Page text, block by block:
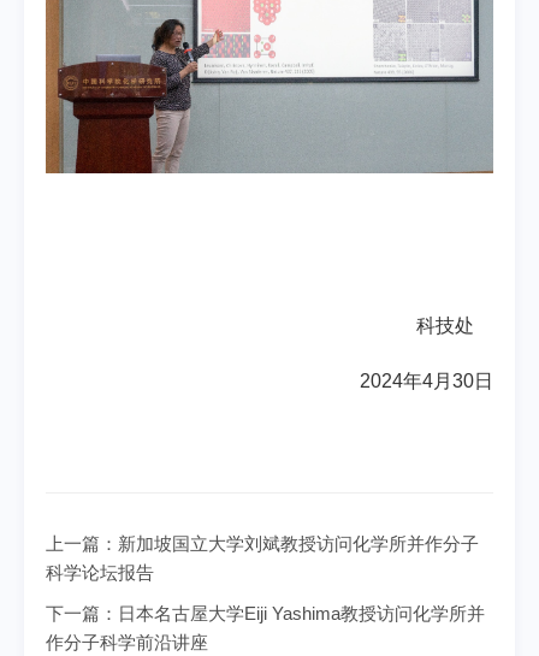
科技处
2024年4月30日
上一篇： 新加坡国立大学刘斌教授访问化学所并作分子
科学论坛报告
下一篇： 日本名古屋大学Eiji Yashima教授访问化学所并
作分子科学前沿讲座